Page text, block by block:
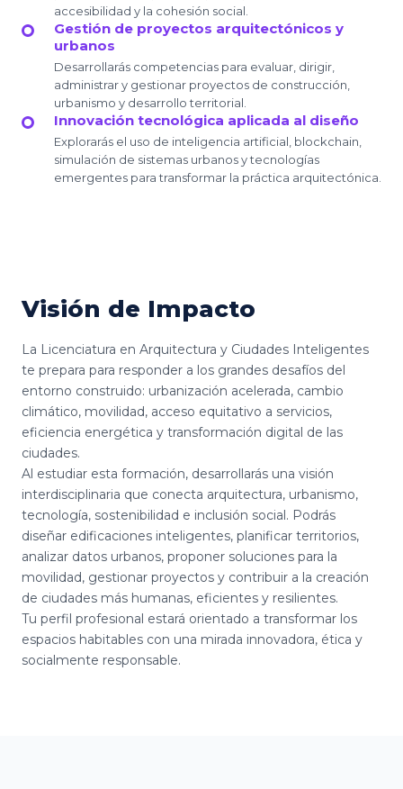
accesibilidad y la cohesión social.
Gestión de proyectos arquitectónicos y
urbanos
Desarrollarás competencias para evaluar, dirigir,
administrar y gestionar proyectos de construcción,
urbanismo y desarrollo territorial.
Innovación tecnológica aplicada al diseño
Explorarás el uso de inteligencia artificial, blockchain,
simulación de sistemas urbanos y tecnologías
emergentes para transformar la práctica arquitectónica.
Visión de Impacto
La Licenciatura en Arquitectura y Ciudades Inteligentes
te prepara para responder a los grandes desafíos del
entorno construido: urbanización acelerada, cambio
climático, movilidad, acceso equitativo a servicios,
eficiencia energética y transformación digital de las
ciudades.
Al estudiar esta formación, desarrollarás una visión
interdisciplinaria que conecta arquitectura, urbanismo,
tecnología, sostenibilidad e inclusión social. Podrás
diseñar edificaciones inteligentes, planificar territorios,
analizar datos urbanos, proponer soluciones para la
movilidad, gestionar proyectos y contribuir a la creación
de ciudades más humanas, eficientes y resilientes.
Tu perfil profesional estará orientado a transformar los
espacios habitables con una mirada innovadora, ética y
socialmente responsable.